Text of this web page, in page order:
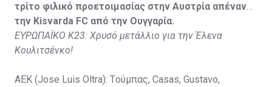
Vida, Otvos, Lucas, Camas, Mesanovic.
τρίτο φιλικό προετοιμασίας στην Αυστρία απέναντι
την Kisvarda FC από την Ουγγαρία.
ΕΥΡΩΠΑΪΚΟ Κ23: Χρυσό μετάλλιο για την Έλενα
Κουλιτσένκο!
ΑΕΚ (Jose Luis Oltra): Tούμπας, Casas, Gustavo,